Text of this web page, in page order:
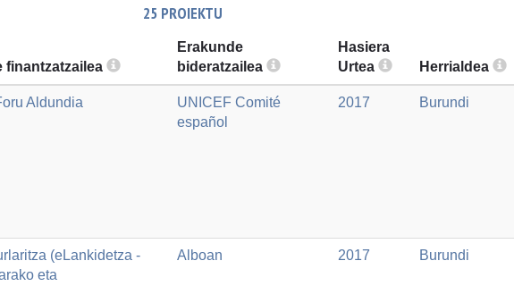
25 PROIEKTU
finantzatzailea
Erakunde
bideratzailea
Hasiera
Urtea
Herrialdea
Aldundia
UNICEF Comité
español
2017 Burundi
(eLankidetza -
eta
Alboan 2017 Burundi